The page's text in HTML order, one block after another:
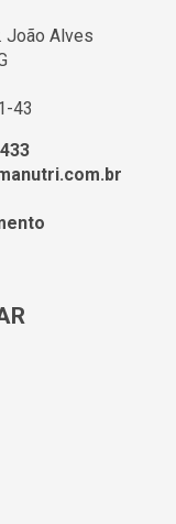
João Alves
43